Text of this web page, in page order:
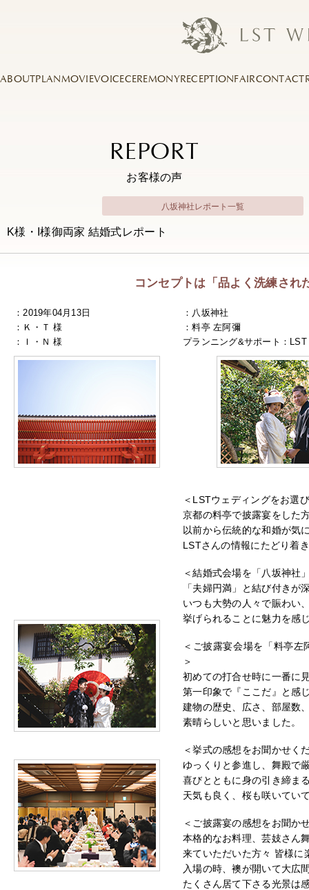
ABOUT PLANMOVIEVOICECEREMONY RECEPTION FAIRCONTACT
REPORT
お客様の声
八坂神社レポート一覧
K様・I様御両家 結婚式レポート
コンセプトは「品よく洗練され
：2019年04月13日
：Ｋ・Ｔ 様
：Ｉ・Ｎ 様
：八坂神社
：料亭 左阿彌
プランニング&サポート：
＜LSTウェディングをお選
京都の料亭で披露宴をした
以前から伝統的な和婚が気
LSTさんの情報にたどり着
＜結婚式会場を「八坂神社
「夫婦円満」と結び付きが
いつも大勢の人々で賑わい
挙げられることに魅力を感
＜ご披露宴会場を「料亭
＞
初めての打合せ時に一番に
第一印象で『ここだ』と感
建物の歴史、広さ、部屋数
素晴らしいと思いました。
＜挙式の感想をお聞かせく
ゆっくりと参進し、舞殿で
喜びとともに身の引き締ま
天気も良く、桜も咲いてい
＜ご披露宴の感想をお聞か
本格的なお料理、芸妓さん
来ていただいた方々 皆様に
入場の時、襖が開いて大広
たくさん居て下さる光景は